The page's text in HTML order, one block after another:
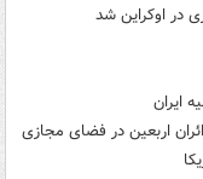
در اوکراین شد
ایران
اربعین در فضای مجازی